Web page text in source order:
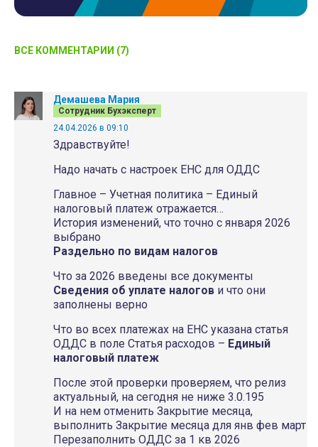
ВСЕ КОММЕНТАРИИ (7)
Демашева Мария
Сотрудник Бухэксперт
24.04.2026 в 09:10
Здравствуйте!
Надо начать с настроек ЕНС для ОДДС
Главное – Учетная политика – Единый
налоговый платеж отражается…
История изменений, что точно с января 2026
выбрано
Раздельно по видам налогов
Что за 2026 введены все документы
Сведения об уплате налогов и что они
заполнены верно
Что во всех платежах на ЕНС указана статья
ОДДС в поле Статья расходов – Единый
налоговый платеж
После этой проверки проверяем, что релиз
актуальный, на сегодня не ниже 3.0.195
И на нем отменить Закрытие месяца,
выполнить Закрытие месяца для янв фев март
Перезаполнить ОДДС за 1 кв 2026